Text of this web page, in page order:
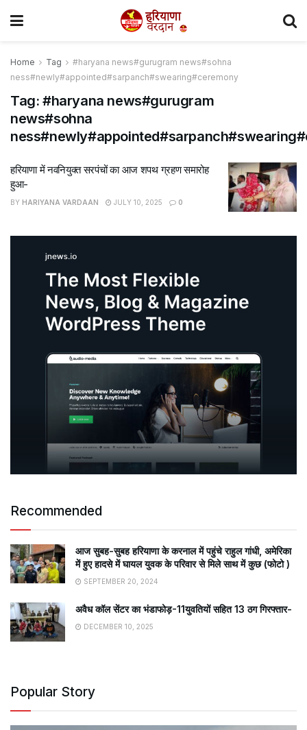
Home Tag
#haryana news#gurugram news#sohna
ness#newly#appointed#sarpanch#swearing#ceremony
Tag: #haryana news#gurugram
news#sohna
हरियाणा में नवनियुक्त सरपंचों का आज शपथ ग्रहण समारोह
हुआ-
BY HARIYANA VARDAAN JULY 10, 2025 0
Recommended
आज सुबह-सुबह हरियाणा के करनाल में पहुंचे राहुल गांधी, अमेरिका
में हुए हादसे में घायल युवक के परिवार से मिले साथ में कुछ (फोटो )
SEPTEMBER 20, 2024
अवैध कॉल सेंटर का भंडाफोड़-11युवतियों सहित 13 ठग गिरफ्तार-
DECEMBER 10, 2025
Popular Story